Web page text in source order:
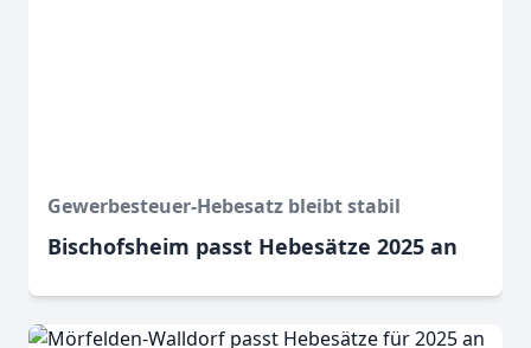
Gewerbesteuer-Hebesatz bleibt stabil
Bischofsheim passt Hebesätze 2025 an